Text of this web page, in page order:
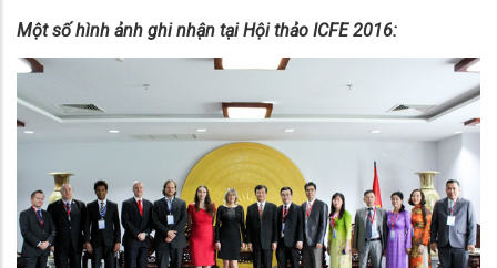
Một số hình ảnh ghi nhận tại Hội thảo ICFE 2016: